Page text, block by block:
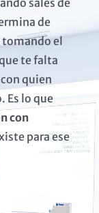
de
tomando el
te falta
quien
Es lo que
con
para ese